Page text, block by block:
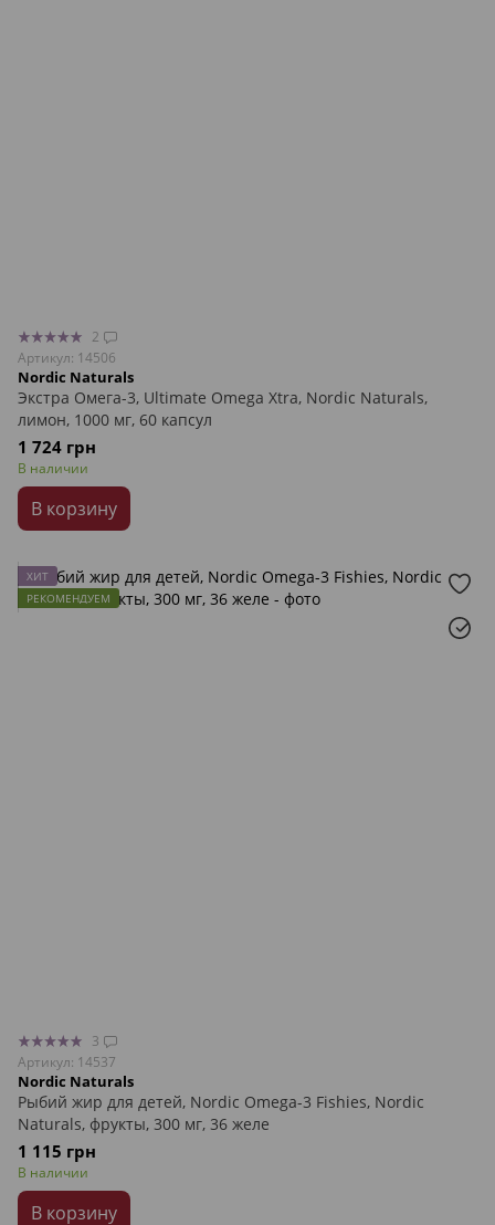
2
Артикул: 14506
Nordic Naturals
Экстра Омега-3, Ultimate Omega Xtra, Nordic Naturals,
лимон, 1000 мг, 60 капсул
1 724 грн
В наличии
В корзину
ХИТ
РЕКОМЕНДУЕМ
3
Артикул: 14537
Nordic Naturals
Рыбий жир для детей, Nordic Omega-3 Fishies, Nordic
Naturals, фрукты, 300 мг, 36 желе
1 115 грн
В наличии
В корзину